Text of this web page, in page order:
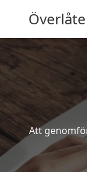
Att